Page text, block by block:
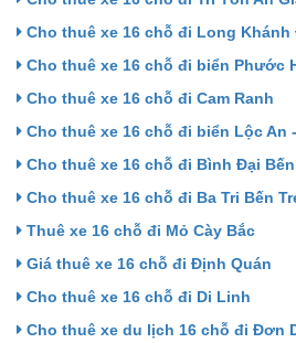
Cho thuê xe 16 chỗ đi Long Khánh
Cho thuê xe 16 chỗ đi biển Phước
Cho thuê xe 16 chỗ đi Cam Ranh
Cho thuê xe 16 chỗ đi biển Lộc An
Cho thuê xe 16 chỗ đi Bình Đại Bến
Cho thuê xe 16 chỗ đi Ba Tri Bến
Thuê xe 16 chỗ đi Mỏ Cày Bắc
Giá thuê xe 16 chỗ đi Định Quán
Cho thuê xe 16 chỗ đi Di Linh
Cho thuê xe du lịch 16 chỗ đi Đơn